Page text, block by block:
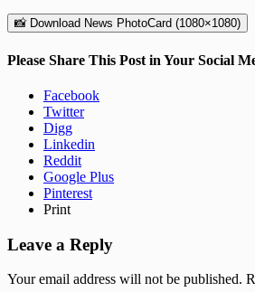
📸 Download News PhotoCard (1080×1080)
Please Share This Post in Your Social
Facebook
Twitter
Digg
Linkedin
Reddit
Google Plus
Pinterest
Print
Leave a Reply
Your email address will not be published.